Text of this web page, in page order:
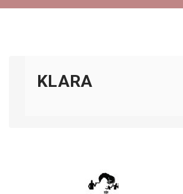
KLARA